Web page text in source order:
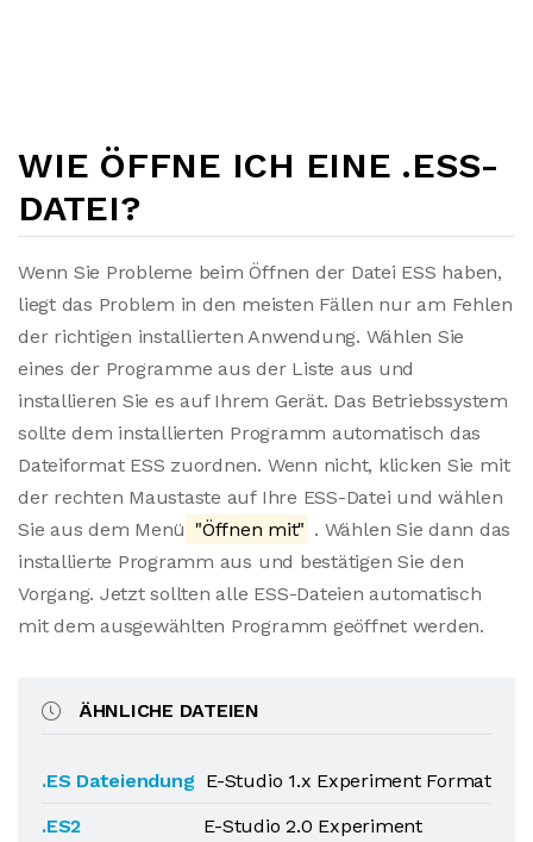
WIE ÖFFNE ICH EINE .ESS-
DATEI?
Wenn Sie Probleme beim Öffnen der Datei ESS haben,
liegt das Problem in den meisten Fällen nur am Fehlen
der richtigen installierten Anwendung. Wählen Sie
eines der Programme aus der Liste aus und
installieren Sie es auf Ihrem Gerät. Das Betriebssystem
sollte dem installierten Programm automatisch das
Dateiformat ESS zuordnen. Wenn nicht, klicken Sie mit
der rechten Maustaste auf Ihre ESS-Datei und wählen
Sie aus dem Menü "Öffnen mit" . Wählen Sie dann das
installierte Programm aus und bestätigen Sie den
Vorgang. Jetzt sollten alle ESS-Dateien automatisch
mit dem ausgewählten Programm geöffnet werden.
ÄHNLICHE DATEIEN
.ES Dateiendung E-Studio 1.x Experiment Format
.ES2
E-Studio 2.0 Experiment